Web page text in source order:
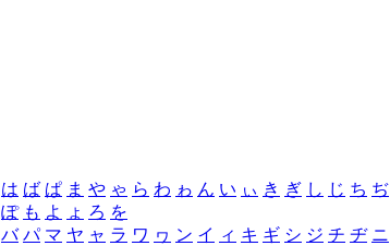
は ば ぱ ま や ゃ ら わ ゎ ん い ぃ き ぎ し じ ち ぢ
ぽ も よ ょ ろ を
バ パ マ ヤ ャ ラ ワ ヮ ン イ ィ キ ギ シ ジ チ ヂ ニ